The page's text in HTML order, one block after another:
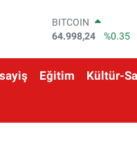
DOLAR
47,7436
%0.18
STERLİN
Eğitim Kültür-